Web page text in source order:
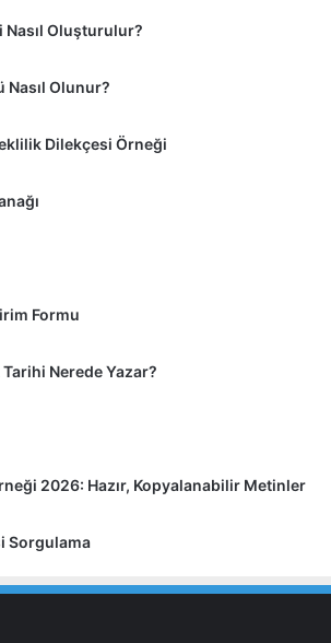
Oluşturulur?
Olunur?
Dilekçesi Örneği
Formu
Nerede Yazar?
2026: Hazır, Kopyalanabilir Metinler
Sorgulama